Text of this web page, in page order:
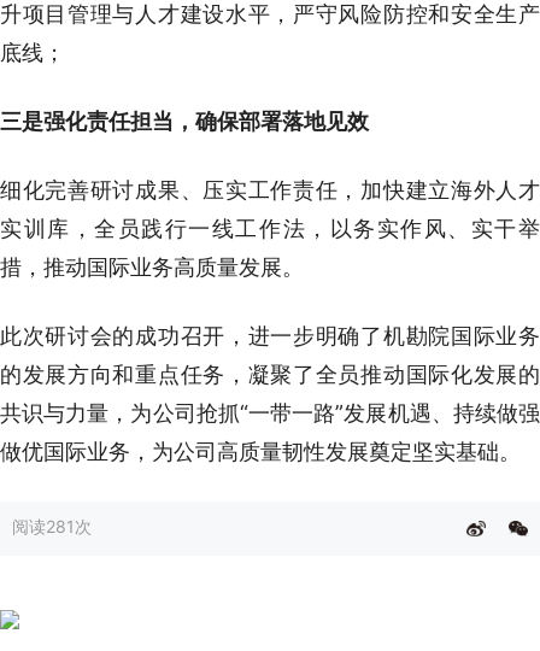
升项目管理与人才建设水平，严守风险防控和安全生产
底线；
三是强化责任担当，确保部署落地见效
细化完善研讨成果、压实工作责任，加快建立海外人才
实训库，全员践行一线工作法，以务实作风、实干举
措，推动国际业务高质量发展。
此次研讨会的成功召开，进一步明确了机勘院国际业务
的发展方向和重点任务，凝聚了全员推动国际化发展的
共识与力量，为公司抢抓“一带一路”发展机遇、持续做强
做优国际业务，为公司高质量韧性发展奠定坚实基础。
阅读281次